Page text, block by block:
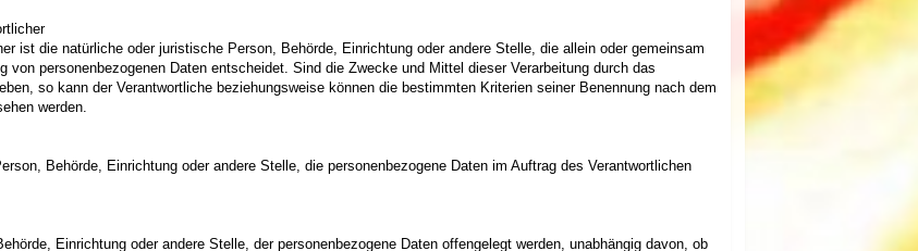
ist die natürliche oder juristische Person, Behörde, Einrichtung oder andere Stelle, die allein oder gemeinsam
von personenbezogenen Daten entscheidet. Sind die Zwecke und Mittel dieser Verarbeitung durch das
so kann der Verantwortliche beziehungsweise können die bestimmten Kriterien seiner Benennung nach dem
werden.
Behörde, Einrichtung oder andere Stelle, die personenbezogene Daten im Auftrag des Verantwortlichen
Einrichtung oder andere Stelle, der personenbezogene Daten offengelegt werden, unabhängig davon, ob